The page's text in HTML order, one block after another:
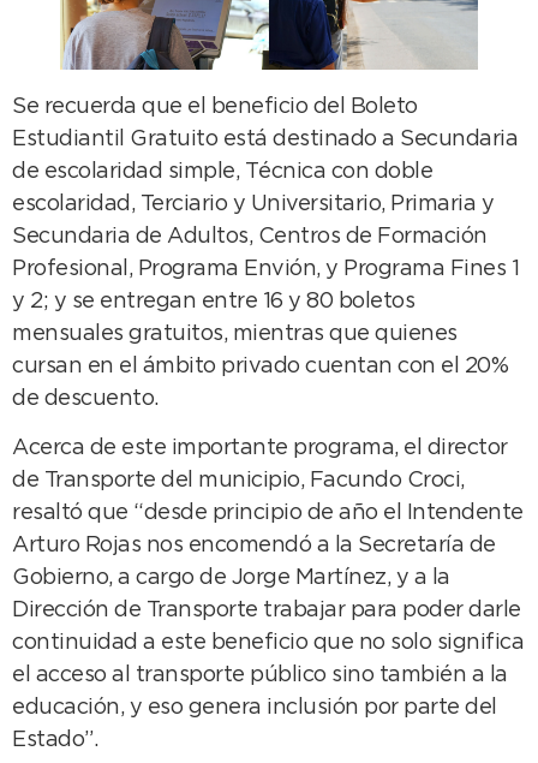
Se recuerda que el beneficio del Boleto
Estudiantil Gratuito está destinado a Secundaria
de escolaridad simple, Técnica con doble
escolaridad, Terciario y Universitario, Primaria y
Secundaria de Adultos, Centros de Formación
Profesional, Programa Envión, y Programa Fines 1
y 2; y se entregan entre 16 y 80 boletos
mensuales gratuitos, mientras que quienes
cursan en el ámbito privado cuentan con el 20%
de descuento.
Acerca de este importante programa, el director
de Transporte del municipio, Facundo Croci,
resaltó que “desde principio de año el Intendente
Arturo Rojas nos encomendó a la Secretaría de
Gobierno, a cargo de Jorge Martínez, y a la
Dirección de Transporte trabajar para poder darle
continuidad a este beneficio que no solo significa
el acceso al transporte público sino también a la
educación, y eso genera inclusión por parte del
Estado”.